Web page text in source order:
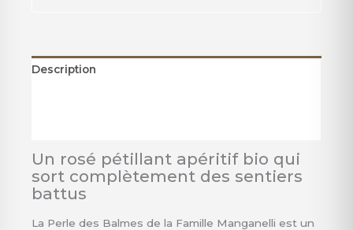
Description
Un rosé pétillant apéritif bio qui
sort complètement des sentiers
battus
La Perle des Balmes de la Famille Manganelli est un